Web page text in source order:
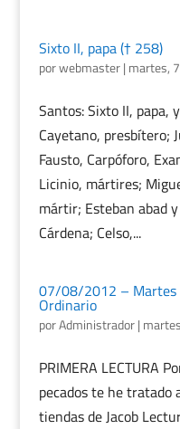
Sixto II, papa († 258)
porwebmaster| martes,
Santos: Sixto II, papa,
Cayetano, presbítero;
Fausto, Carpóforo,
Licinio, mártires;
mártir; Esteban abad
Cárdena; Celso,...
07/08/2012 – Martes
Ordinario
porAdministrador|
PRIMERA LECTURA
pecados te he tratado
tiendas de Jacob